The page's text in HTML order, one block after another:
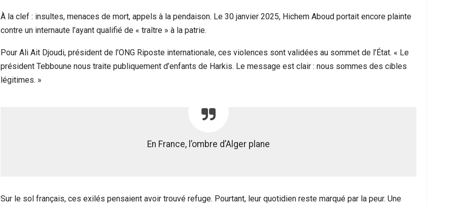
À la clef : insultes, menaces de mort, appels à la pendaison. Le 30 janvier 2025, Hichem Aboud portait encore plainte
contre un internaute l’ayant qualifié de « traître » à la patrie.
Pour Ali Ait Djoudi, président de l’ONG Riposte internationale, ces violences sont validées au sommet de l’État. « Le
président Tebboune nous traite publiquement d’enfants de Harkis. Le message est clair : nous sommes des cibles
légitimes. »
En France, l’ombre d’Alger plane
Sur le sol français, ces exilés pensaient avoir trouvé refuge. Pourtant, leur quotidien reste marqué par la peur. Une